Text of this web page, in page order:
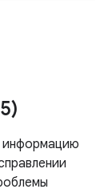
информацию